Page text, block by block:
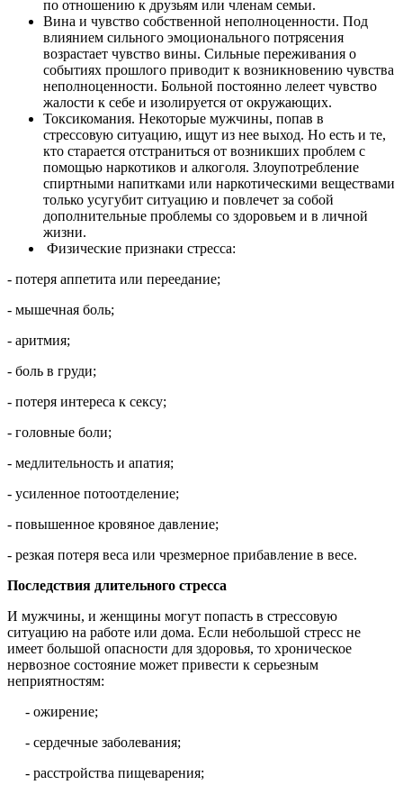
по отношению к друзьям или членам семьи.
Вина и чувство собственной неполноценности. Под
влиянием сильного эмоционального потрясения
возрастает чувство вины. Сильные переживания о
событиях прошлого приводит к возникновению чувства
неполноценности. Больной постоянно лелеет чувство
жалости к себе и изолируется от окружающих.
Токсикомания. Некоторые мужчины, попав в
стрессовую ситуацию, ищут из нее выход. Но есть и те,
кто старается отстраниться от возникших проблем с
помощью наркотиков и алкоголя. Злоупотребление
спиртными напитками или наркотическими веществами
только усугубит ситуацию и повлечет за собой
дополнительные проблемы со здоровьем и в личной
жизни.
Физические признаки стресса:
- потеря аппетита или переедание;
- мышечная боль;
- аритмия;
- боль в груди;
- потеря интереса к сексу;
- головные боли;
- медлительность и апатия;
- усиленное потоотделение;
- повышенное кровяное давление;
- резкая потеря веса или чрезмерное прибавление в весе.
Последствия длительного стресса
И мужчины, и женщины могут попасть в стрессовую
ситуацию на работе или дома. Если небольшой стресс не
имеет большой опасности для здоровья, то хроническое
нервозное состояние может привести к серьезным
неприятностям:
- ожирение;
- сердечные заболевания;
- расстройства пищеварения;